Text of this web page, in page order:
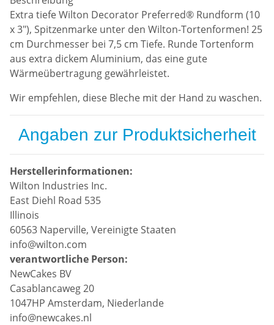
Extra tiefe Wilton Decorator Preferred® Rundform (10
x 3"), Spitzenmarke unter den Wilton-Tortenformen! 25
cm Durchmesser bei 7,5 cm Tiefe. Runde Tortenform
aus extra dickem Aluminium, das eine gute
Wärmeübertragung gewährleistet.
Wir empfehlen, diese Bleche mit der Hand zu waschen.
Angaben zur Produktsicherheit
Herstellerinformationen:
Wilton Industries Inc.
East Diehl Road 535
Illinois
60563 Naperville, Vereinigte Staaten
info@wilton.com
verantwortliche Person:
NewCakes BV
Casablancaweg 20
1047HP Amsterdam, Niederlande
info@newcakes.nl